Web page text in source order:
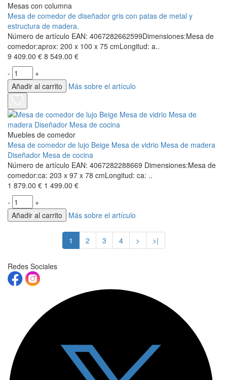
Mesas con columna
Mesa de comedor de diseñador gris con patas de metal y
estructura de madera.
Número de artículo EAN: 4067282662599Dimensiones:Mesa de
comedor:aprox: 200 x 100 x 75 cmLongitud: a..
9 409.00 € 8 549.00 €
-
+
Añadir al carrito
Más sobre el artículo
Muebles de comedor
Mesa de comedor de lujo Beige Mesa de vidrio Mesa de madera
Diseñador Mesa de cocina
Número de artículo EAN: 4067282288669 Dimensiones:Mesa de
comedor:ca: 203 x 97 x 78 cmLongitud: ca: ..
1 879.00 € 1 499.00 €
-
+
Añadir al carrito
Más sobre el artículo
1 2 3 4 > >|
Redes Sociales